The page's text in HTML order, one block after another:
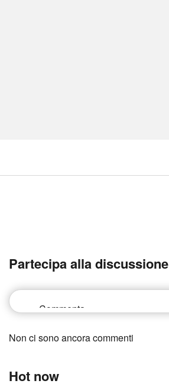
Partecipa alla discussione
Non ci sono ancora commenti
Hot now